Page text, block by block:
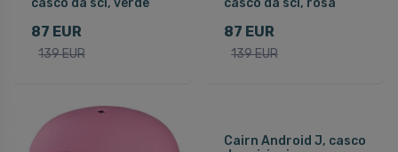
87 EUR
139 EUR
87 EUR
139 EUR
Cairn Android J, casco